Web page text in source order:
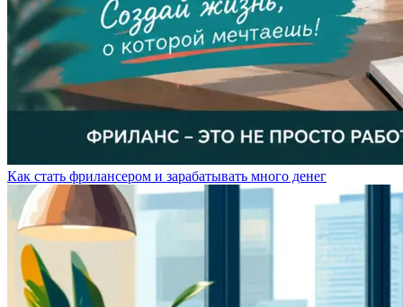
Как стать фрилансером и зарабатывать много денег